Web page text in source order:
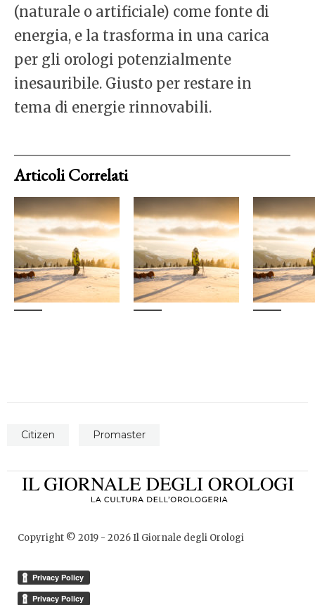
(naturale o artificiale) come fonte di
energia, e la trasforma in una carica
per gli orologi potenzialmente
inesauribile. Giusto per restare in
tema di energie rinnovabili.
Articoli Correlati
Citizen Promaster
Copyright © 2019 - 2026Il Giornale degli Orologi